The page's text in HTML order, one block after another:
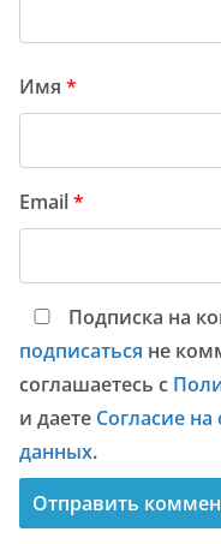
Имя *
Email*
Подписка на
подписаться не
соглашаетесь с
и даете Согласие
данных.